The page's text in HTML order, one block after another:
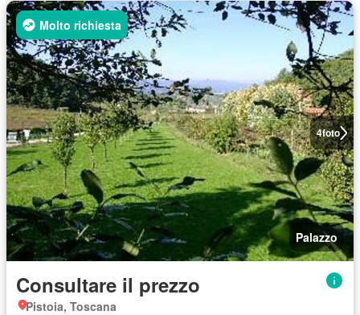
4foto
Molto richiesta
Palazzo
Consultare il prezzo
Pistoia, Toscana